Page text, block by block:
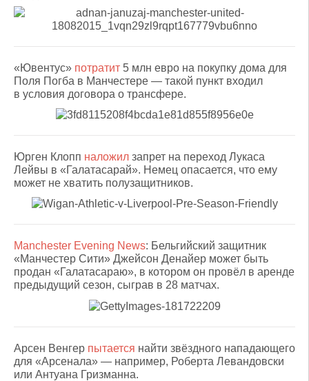
«Ювентус» потратит 5 млн евро на покупку дома для
Поля Погба в Манчестере — такой пункт входил
в условия договора о трансфере.
Юрген Клопп наложил запрет на переход Лукаса
Лейвы в «Галатасарай». Немец опасается, что ему
может не хватить полузащитников.
Manchester Evening News: Бельгийский защитник
«Манчестер Сити» Джейсон Денайер может быть
продан «Галатасараю», в котором он провёл в аренде
предыдущий сезон, сыграв в 28 матчах.
Арсен Венгер пытается найти звёздного нападающего
для «Арсенала» — например, Роберта Левандовски
или Антуана Гризманна.